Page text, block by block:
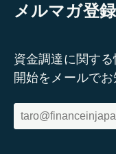
メルマガ登録
資金調達に関す
開始をメールでお